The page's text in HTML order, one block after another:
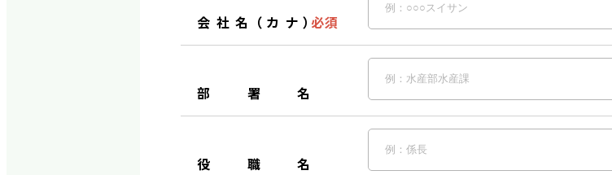
会社名（カナ） 必須
部署名
役職名